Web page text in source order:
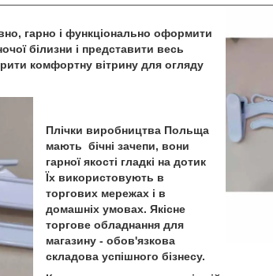
гарно і функціонально оформити
білизни і представити весь
комфортну вітрину для огляду
Плічки виробництва Польща
мають бічні зачепи, вони
гарної якості гладкі на дотик
Їх використовують в
торгових мережах і в
домашніх умовах. Якісне
торгове обладнання для
магазину - обов'язкова
складова успішного бізнесу.